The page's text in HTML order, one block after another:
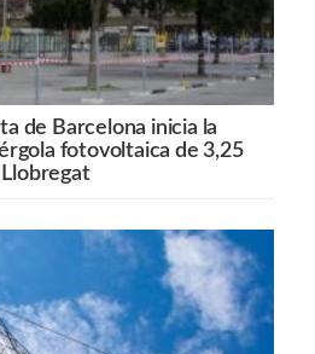
de Barcelona inicia la
fotovoltaica de 3,25